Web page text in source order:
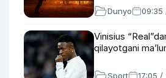
Dunyo 09:35
Vinisius
qilayotgani
Sport 17:05 /